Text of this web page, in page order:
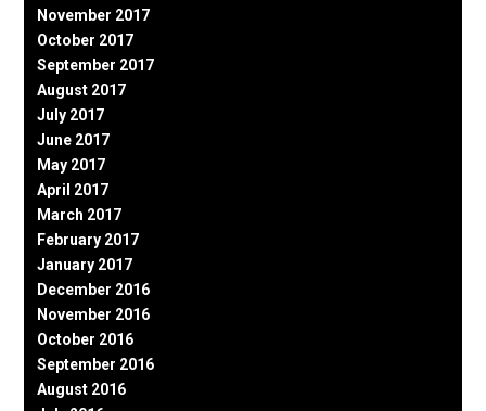
November 2017
October 2017
September 2017
August 2017
July 2017
June 2017
May 2017
April 2017
March 2017
February 2017
January 2017
December 2016
November 2016
October 2016
September 2016
August 2016